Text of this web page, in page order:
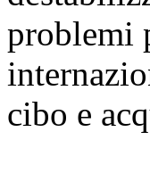
problemi
cibo e